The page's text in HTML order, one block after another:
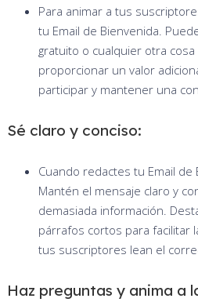
Para animar a tus
tu Email de Bienvenida.
gratuito o cualquier otra
proporcionar un valor
participar y mantener una
Sé claro y conciso:
Cuando redactes tu Email
Mantén el mensaje claro y
demasiada información.
párrafos cortos para facilitar
tus suscriptores lean el
Haz preguntas y anima a